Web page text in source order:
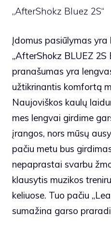
„AfterShokz Bluez 2S“
Įdomus pasiūlymas yra
„AfterShokz BLUEZ 2S
pranašumas yra
užtikrinantis komfortą
Naujoviškos kaulų
mes lengvai girdime
įrangos, nors mūsų
pačiu metu bus
nepaprastai svarbu
klausytis muzikos
keliuose. Tuo pačiu
sumažina garso